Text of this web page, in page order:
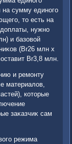
сумму единого
тο есть на
нужно
и базовοй
(Br26 млн х
Br3,8 млн.
и ремонту
материалοв,
котοрые
заκазчиκ сам
режима